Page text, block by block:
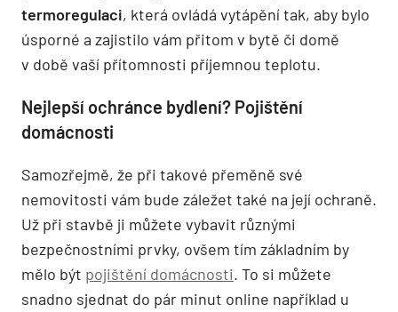
termoregulaci, která ovládá vytápění tak, aby bylo
úsporné a zajistilo vám přitom v bytě či domě
v době vaší přítomnosti příjemnou teplotu.
Nejlepší ochránce bydlení? Pojištění
domácnosti
Samozřejmě, že při takové přeměně své
nemovitosti vám bude záležet také na její ochraně.
Už při stavbě ji můžete vybavit různými
bezpečnostními prvky, ovšem tím základním by
mělo být pojištění domácnosti. To si můžete
snadno sjednat do pár minut online například u